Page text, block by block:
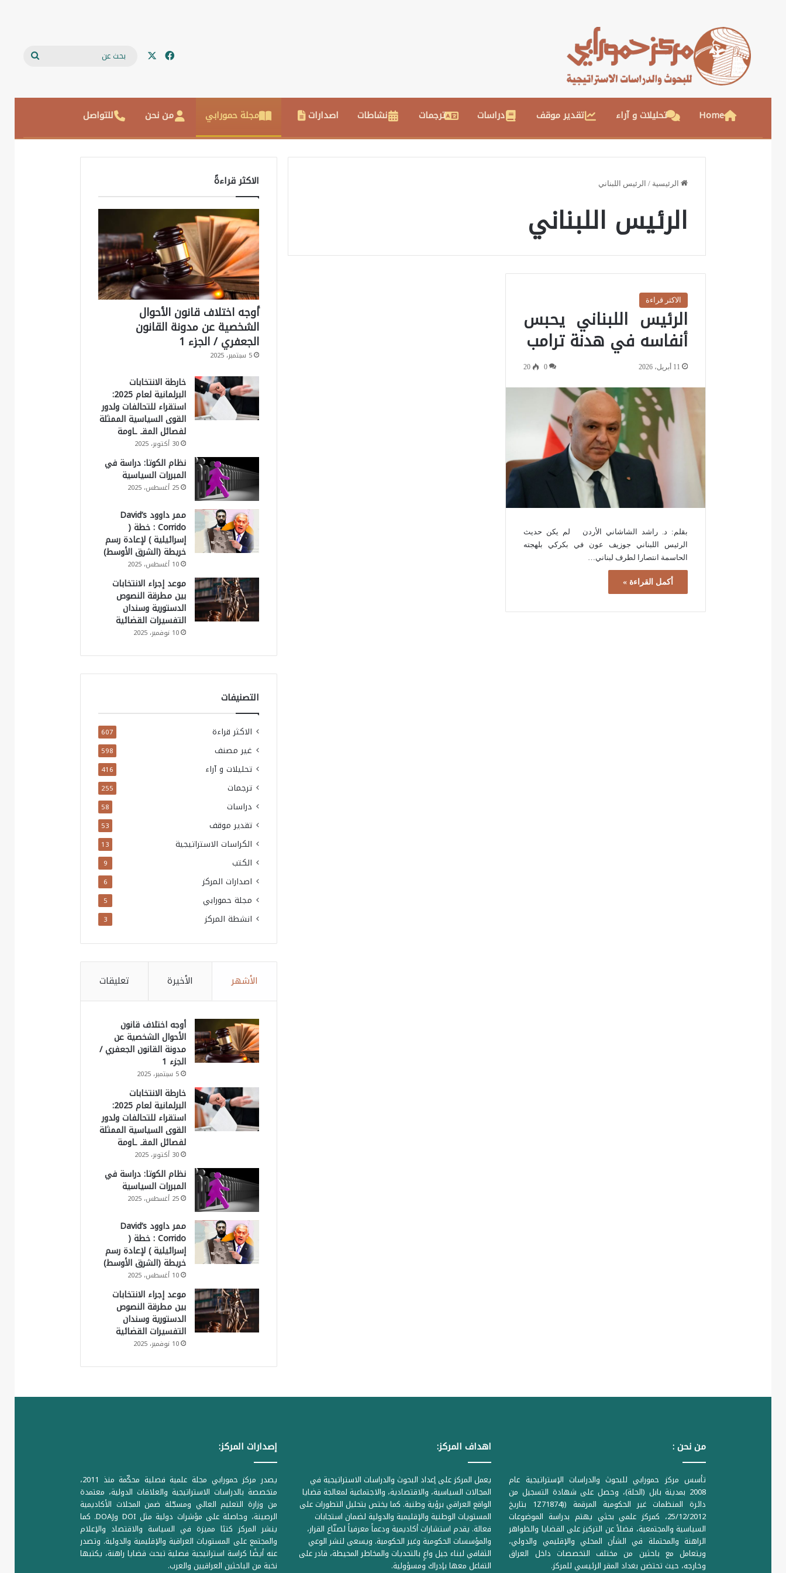
فيسبوك
Home تحليلات و آراء تقدير موقف دراسات ترجمات نشاطات اصدارات مجلة حمورابي من نحن للتواصل
الرئيسية / الرئيس اللبناني
الرئيس اللبناني
الاكثر قراءة
الرئيس اللبناني يحبس
أنفاسه في هدنة ترامب
11 أبريل، 2026 0
20
بقلم: د. راشد الشاشاني الأردن لم يكن حديث
الرئيس اللبناني جوزيف عون في بكركي بلهجته
الحاسمة انتصارا لطرف لبناني…
أكمل القراءة »
الاكثر قراءةً
أوجه اختلاف قانون الأحوال
الشخصية عن مدونة القانون
الجعفري / الجزء 1
5 سبتمبر، 2025
خارطة الانتخابات
البرلمانية لعام 2025:
استقراء للتحالفات ولدور
القوى السياسية الممثلة
لفصائل المقـ ـاومة
30 أكتوبر، 2025
نظام الكوتا: دراسة في
المبررات السياسية
25 أغسطس، 2025
ممر داوود David’s
Corrido : خطة (
إسرائيلية ) لإعادة رسم
خريطة (الشرق الأوسط)
10 أغسطس، 2025
موعد إجراء الانتخابات
بين مطرقة النصوص
الدستورية وسندان
التفسيرات القضائية
10 نوفمبر، 2025
التصنيفات
الاكثر قراءة 607
غير مصنف 598
تحليلات و آراء 416
ترجمات 255
دراسات 58
تقدير موقف 53
الكراسات الاستراتيجية 13
الكتب 9
اصدارات المركز 6
مجلة حمورابي 5
انشطة المركز 3
الأشهر الأخيرة تعليقات
أوجه اختلاف قانون
الأحوال الشخصية عن
مدونة القانون الجعفري /
الجزء 1
5 سبتمبر، 2025
خارطة الانتخابات
البرلمانية لعام 2025:
استقراء للتحالفات ولدور
القوى السياسية الممثلة
لفصائل المقـ ـاومة
30 أكتوبر، 2025
نظام الكوتا: دراسة في
المبررات السياسية
25 أغسطس، 2025
ممر داوود David’s
Corrido : خطة (
إسرائيلية ) لإعادة رسم
خريطة (الشرق الأوسط)
10 أغسطس، 2025
موعد إجراء الانتخابات
بين مطرقة النصوص
الدستورية وسندان
التفسيرات القضائية
10 نوفمبر، 2025
من نحن :
تأسس مركز حمورابي للبحوث والدراسات الإستراتيجية عام
2008 بمدينة بابل (الحلة)، وحصل على شهادة التسجيل من
دائرة المنظمات غير الحكومية المرقمة ((1Z71874 بتاريخ
25/12/2012، كمركز علمي بحثي يهتم بدراسة الموضوعات
السياسية والمجتمعية، فضلاً عن التركيز على القضايا والظواهر
الراهنة والمحتملة في الشأن المحلي والإقليمي والدولي،
ويتعامل مع باحثين من مختلف التخصصات داخل العراق
وخارجه، حيث تحتضن بغداد المقر الرئيسي للمركز.
اهداف المركز:
يعمل المركز على إعداد البحوث والدراسات الاستراتيجية في
المجالات السياسية، والاقتصادية، والاجتماعية لمعالجة قضايا
الواقع العراقي برؤية وطنية. كما يختص بتحليل التطورات على
المستويات الوطنية والإقليمية والدولية لضمان استجابات
فعالة. يقدم استشارات أكاديمية ودعماً معرفياً لصنّاع القرار،
والمؤسسات الحكومية وغير الحكومية. ويسعى لنشر الوعي
الثقافي لبناء جيل واعٍ بالتحديات والمخاطر المحيطة، قادر على
التفاعل معها بإدراك ومسؤولية.
إصدارات المركز:
يصدر مركز حمورابي مجلة علمية فصلية محكّمة منذ 2011،
متخصصة بالدراسات الاستراتيجية والعلاقات الدولية، معتمدة
من وزارة التعليم العالي ومسجّلة ضمن المجلات الأكاديمية
الرصينة، وحاصلة على مؤشرات دولية مثل DOI وDOAJ. كما
ينشر المركز كتبًا مميزة في السياسة والاقتصاد والإعلام
والمجتمع على المستويات العراقية والإقليمية والدولية. وتصدر
عنه أيضًا كراسة استراتيجية فصلية تبحث قضايا راهنة، يكتبها
نخبة من الباحثين العراقيين والعرب.